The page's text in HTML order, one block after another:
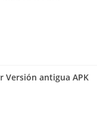
Versión antigua APK